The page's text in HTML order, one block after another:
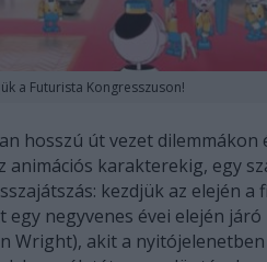
a Futurista Kongresszuson!
hosszú út vezet dilemmákon
animációs karakterekig, egy
kezdjük az elején a
negyvenes évei elején
Wright), akit a